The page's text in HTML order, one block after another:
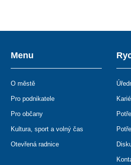
Menu
O městě
Pro podnikatele
Pro občany
Kultura, sport a volný čas
Otevřená radnice